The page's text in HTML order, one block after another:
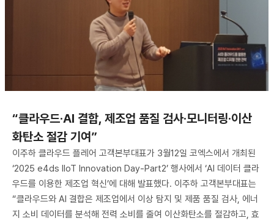
“클라우드·AI 결합, 제조업 품질 검사·모니터링·이산
화탄소 절감 기여”
이주하 클라우드 플레어 고객본부대표가 3월12일 코엑스에서 개최된
‘2025 e4ds IIoT Innovation Day-Part2’ 행사에서 ‘AI 데이터 클라
우드를 이용한 제조업 혁신’에 대해 발표했다. 이주하 고객본부대표는
“클라우드와 AI 결합은 제조업에서 이상 탐지 및 제품 품질 검사, 에너
지 소비 데이터를 분석해 전력 소비를 줄여 이산화탄소를 절감하고, 효